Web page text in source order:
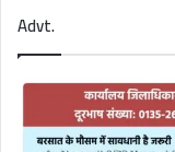
Advt.